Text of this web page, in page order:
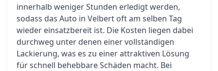
innerhalb weniger Stunden erledigt werden,
sodass das Auto in Velbert oft am selben Tag
wieder einsatzbereit ist. Die Kosten liegen dabei
durchweg unter denen einer vollständigen
Lackierung, was es zu einer attraktiven Lösung
für schnell behebbare Schäden macht. Bei